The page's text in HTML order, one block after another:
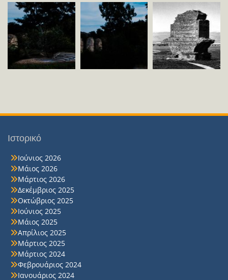
Ιστορικό
Ιούνιος 2026
Μάιος 2026
Μάρτιος 2026
Δεκέμβριος 2025
Οκτώβριος 2025
Ιούνιος 2025
Μάιος 2025
Απρίλιος 2025
Μάρτιος 2025
Μάρτιος 2024
Φεβρουάριος 2024
Ιανουάριος 2024